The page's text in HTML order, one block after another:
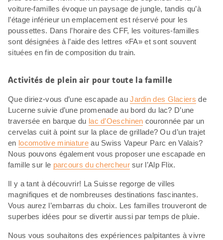
voiture-familles évoque un paysage de jungle, tandis qu’à
l’étage inférieur un emplacement est réservé pour les
poussettes. Dans l’horaire des CFF, les voitures-familles
sont désignées à l’aide des lettres «FA» et sont souvent
situées en fin de composition du train.
Activités de plein air pour toute la famille
Que diriez-vous d’une escapade auJardin des Glaciers de
Lucerne suivie d’une promenade au bord du lac? D’une
traversée en barque du lac d’Oeschinen couronnée par un
cervelas cuit à point sur la place de grillade? Ou d’un trajet
en locomotive miniatureau Swiss Vapeur Parc en Valais?
Nous pouvons également vous proposer une escapade en
famille sur le parcours du chercheursur l’Alp Flix.
Il y a tant à découvrir! La Suisse regorge de villes
magnifiques et de nombreuses destinations fascinantes.
Vous aurez l’embarras du choix. Les familles trouveront de
superbes idées pour se divertir aussi par temps de pluie.
Nous vous souhaitons des expériences palpitantes à vivre